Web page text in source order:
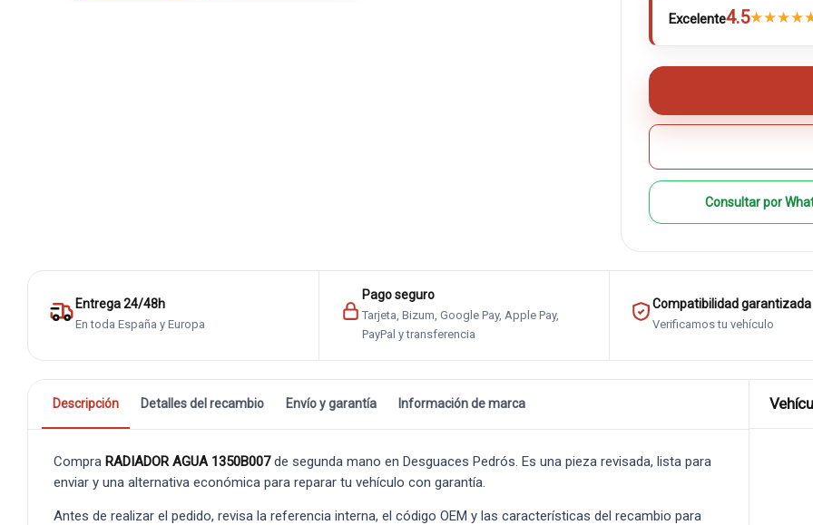
Excelente4.5★★★★
Consultar por
Entrega 24/48h
En toda España y Europa
Pago seguro
Tarjeta, Bizum, Google Pay, Apple Pay,
PayPal y transferencia
Compatibilidad garantizada
Verificamos tu vehículo
Descripción Detalles del recambio Envío y garantía Información de marca
Compra RADIADOR AGUA 1350B007de segunda mano en Desguaces Pedrós. Es una pieza revisada, lista para
enviar y una alternativa económica para reparar tu vehículo con garantía.
Antes de realizar el pedido, revisa la referencia interna, el código OEM y las características del recambio para